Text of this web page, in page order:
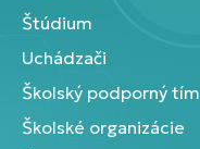
Štúdium
Uchádzači
Školský podporný tím
Školské organizácie